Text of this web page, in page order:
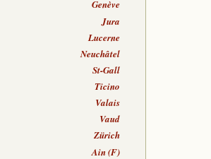
Genève
Jura
Lucerne
Neuchâtel
St-Gall
Ticino
Valais
Vaud
Zürich
Ain (F)